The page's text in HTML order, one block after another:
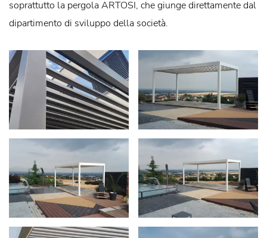
soprattutto la pergola ARTOSI, che giunge direttamente dal
dipartimento di sviluppo della società.